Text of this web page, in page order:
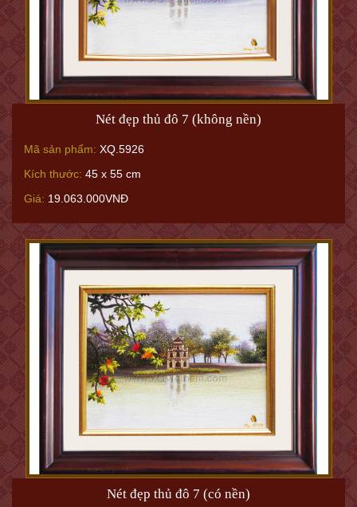
Nét đẹp thủ đô 7 (không nền)
Mã sản phẩm: XQ.5926
Kích thước: 45 x 55 cm
Giá: 19.063.000VNĐ
Nét đẹp thủ đô 7 (có nền)